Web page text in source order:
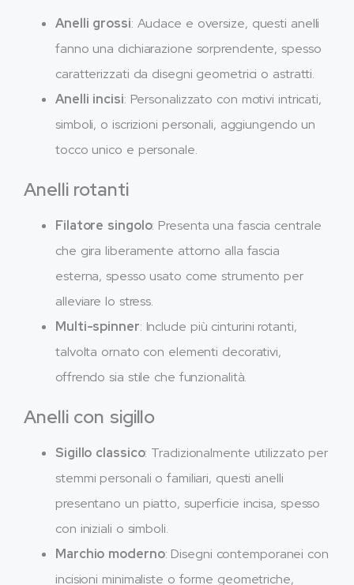
Anelli grossi: Audace e oversize, questi anelli
fanno una dichiarazione sorprendente, spesso
caratterizzati da disegni geometrici o astratti.
Anelli incisi: Personalizzato con motivi intricati,
simboli, o iscrizioni personali, aggiungendo un
tocco unico e personale.
Anelli rotanti
Filatore singolo: Presenta una fascia centrale
che gira liberamente attorno alla fascia
esterna, spesso usato come strumento per
alleviare lo stress.
Multi-spinner: Include più cinturini rotanti,
talvolta ornato con elementi decorativi,
offrendo sia stile che funzionalità.
Anelli con sigillo
Sigillo classico: Tradizionalmente utilizzato per
stemmi personali o familiari, questi anelli
presentano un piatto, superficie incisa, spesso
con iniziali o simboli.
Marchio moderno: Disegni contemporanei con
incisioni minimaliste o forme geometriche,